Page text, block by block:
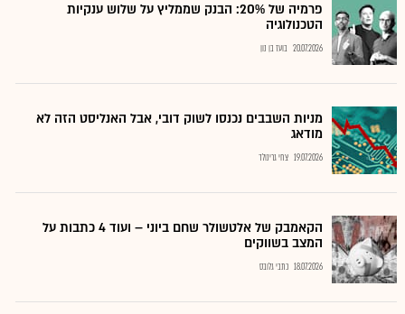
פרמיה של 20%: הבנק שממליץ על שלוש ענקיות
הטכנולוגיה
20.07.2026 בועז בן נון
מניות השבבים נכנסו לשוק דובי, אבל האנליסט הזה לא
מודאג
19.07.2026 צחי גרינולד
הקאמבק של אלטשולר שחם ביוני – ועוד 4 כתבות על
המצב בשווקים
18.07.2026 כתבי גלובס